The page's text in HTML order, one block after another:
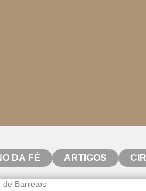
DA FÉ ARTIGOS
de Barretos